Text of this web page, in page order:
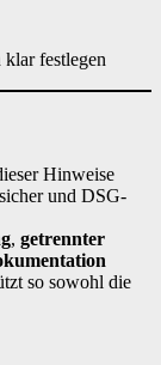
festlegen
Hinweise
und DSG-
, getrennter
so sowohl die